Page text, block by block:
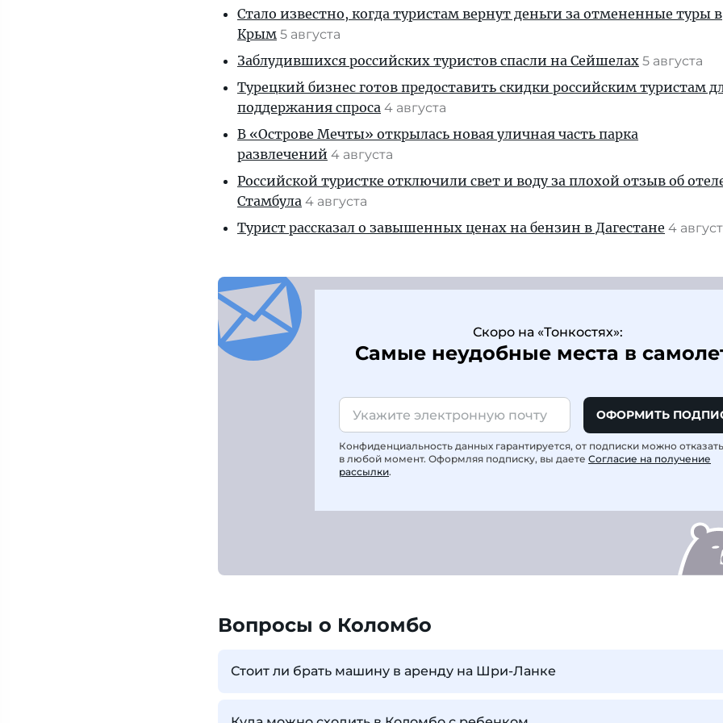
Стало известно, когда туристам вернут деньги за отмененные туры в
Крым 5 августа
Заблудившихся российских туристов спасли на Сейшелах 5 августа
Турецкий бизнес готов предоставить скидки российским туристам
поддержания спроса 4 августа
В «Острове Мечты» открылась новая уличная часть парка
развлечений 4 августа
Российской туристке отключили свет и воду за плохой отзыв об
Стамбула 4 августа
Турист рассказал о завышенных ценах на бензин в Дагестане 4
Скоро на «Тонкостях»:
Самые неудобные места в
ОФОРМИТЬ
Конфиденциальность данных гарантируется, от подписки можно
в любой момент. Оформляя подписку, вы даете Согласие на получение
рассылки.
Вопросы о Коломбо
Стоит ли брать машину в аренду на Шри-Ланке